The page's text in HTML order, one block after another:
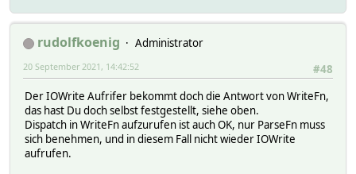
rudolfkoenig
Administrator
#48
20 September 2021, 14:42:52
Der IOWrite Aufrifer bekommt doch die Antwort von WriteFn,
das hast Du doch selbst festgestellt, siehe oben.
Dispatch in WriteFn aufzurufen ist auch OK, nur ParseFn muss
sich benehmen, und in diesem Fall nicht wieder IOWrite
aufrufen.